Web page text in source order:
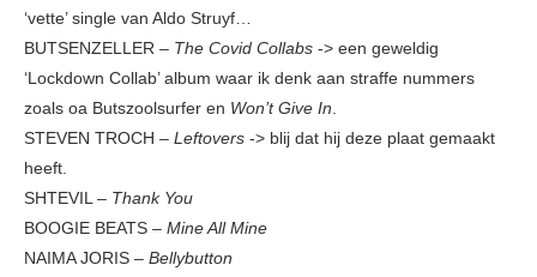
‘vette’ single van Aldo Struyf…
BUTSENZELLER – The Covid Collabs -> een geweldig
‘Lockdown Collab’ album waar ik denk aan straffe nummers
zoals oa Butszoolsurfer en Won’t Give In.
STEVEN TROCH – Leftovers -> blij dat hij deze plaat gemaakt
heeft.
SHTEVIL – Thank You
BOOGIE BEATS – Mine All Mine
NAIMA JORIS – Bellybutton